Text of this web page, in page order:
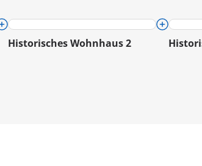
Historisches Wohnhaus 2